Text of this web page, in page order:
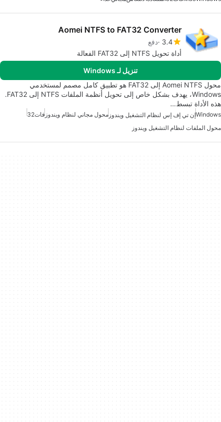
Aomei NTFS to FAT32 Converter
3.4 دفع
أداة تحويل NTFS إلى FAT32 الفعالة
تنزيل لـ Windows
محول Aomei NTFS إلى FAT32 هو تطبيق كامل مصمم لمستخدمي
Windows، يهدف بشكل خاص إلى تحويل أنظمة الملفات NTFS إلى FAT32.
هذه الأداة تبسط…
Windowsإن تي إف إس لنظام التشغيل ويندوز محول مجاني لنظام ويندوز فات32
محول الملفات لنظام التشغيل ويندوز